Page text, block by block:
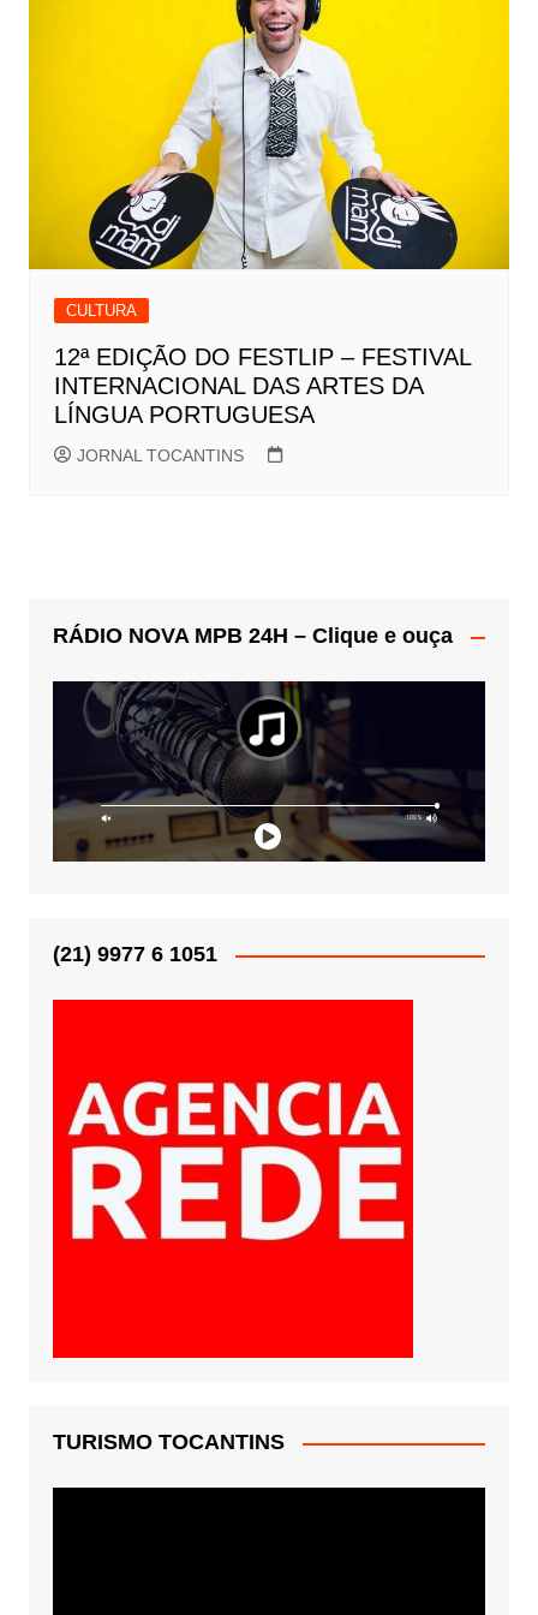
CULTURA
12ª EDIÇÃO DO FESTLIP – FESTIVAL
INTERNACIONAL DAS ARTES DA
LÍNGUA PORTUGUESA
JORNAL TOCANTINS
RÁDIO NOVA MPB 24H – Clique e ouça
(21) 9977 6 1051
TURISMO TOCANTINS